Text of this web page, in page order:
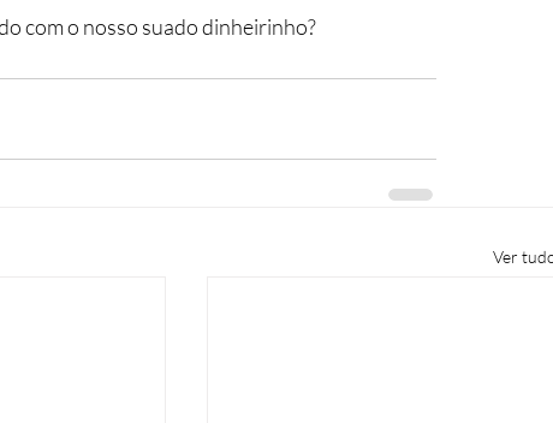
com o nosso suado dinheirinho?
Ver